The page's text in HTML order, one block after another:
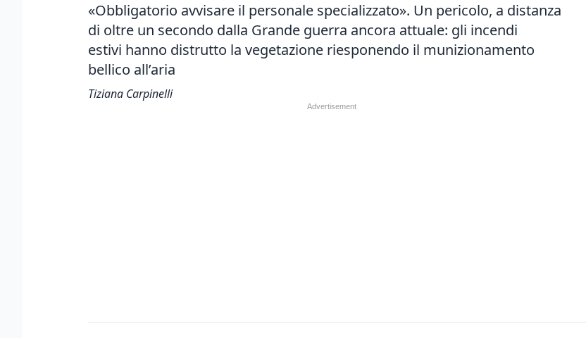
«Obbligatorio avvisare il personale specializzato». Un pericolo, a distanza
di oltre un secondo dalla Grande guerra ancora attuale: gli incendi
estivi hanno distrutto la vegetazione riesponendo il munizionamento
bellico all’aria
Tiziana Carpinelli